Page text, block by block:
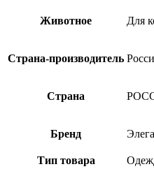
Животное Для
Страна-производитель
Страна
Бренд
Тип товара